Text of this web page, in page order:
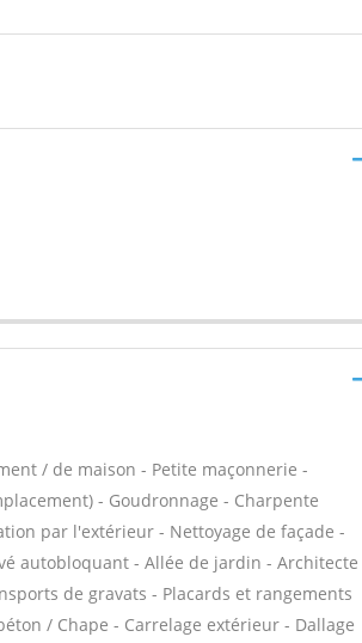
/ de maison - Petite maçonnerie -
- Goudronnage - Charpente
par l'extérieur - Nettoyage de façade -
autobloquant - Allée de jardin - Architecte
de gravats - Placards et rangements
/ Chape - Carrelage extérieur - Dallage